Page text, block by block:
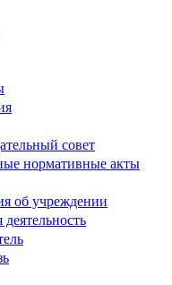
совет
нормативные акты
об учреждении